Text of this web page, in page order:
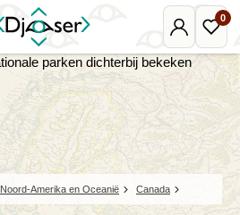
Mijn
Djoser
0
Noord-Amerika en Oceanië Canada